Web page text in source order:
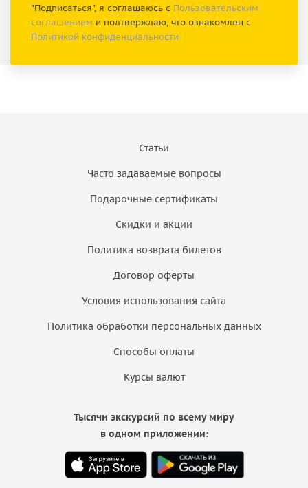
"Подписаться", я соглашаюсь с Пользовательским
соглашением и подтверждаю, что ознакомлен с
Политикой конфиденциальности
Статьи
Часто задаваемые вопросы
Подарочные сертификаты
Скидки и акции
Политика возврата билетов
Договор оферты
Условия использования сайта
Политика обработки персональных данных
Способы оплаты
Курсы валют
Тысячи экскурсий по всему миру
в одном приложении: